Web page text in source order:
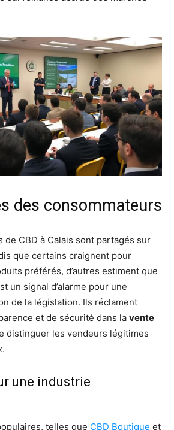
des consommateurs
de CBD à Calais sont partagés sur
que certains craignent pour
préférés, d’autres estiment que
un signal d’alarme pour une
de la législation. Ils réclament
et de sécurité dans la vente
distinguer les vendeurs légitimes
une industrie
telles que CBD Boutique et